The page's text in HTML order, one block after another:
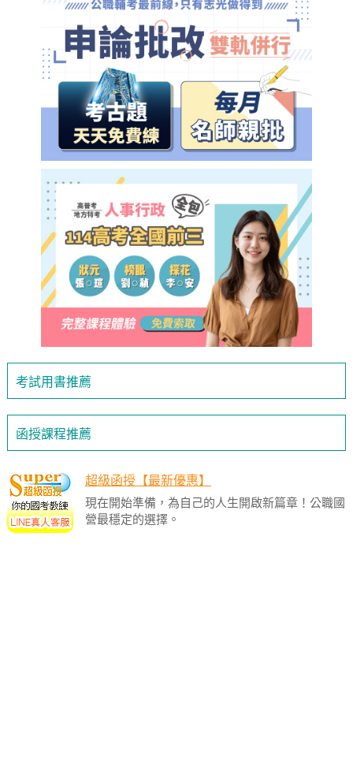
考試用書推薦
函授課程推薦
超級函授【最新優惠】
現在開始準備，為自己的人生開啟新篇章！公職國
營最穩定的選擇。